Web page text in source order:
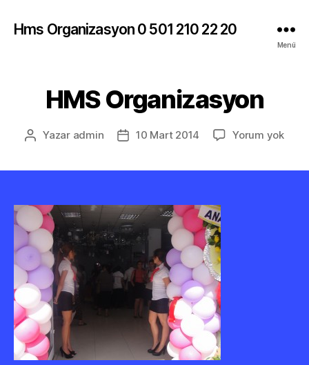
Hms Organizasyon 0 501 210 22 20
Menü
HMS Organizasyon
Yazının
Yazar admin
Yazı10 Mart 2014 Yorum yokHMS